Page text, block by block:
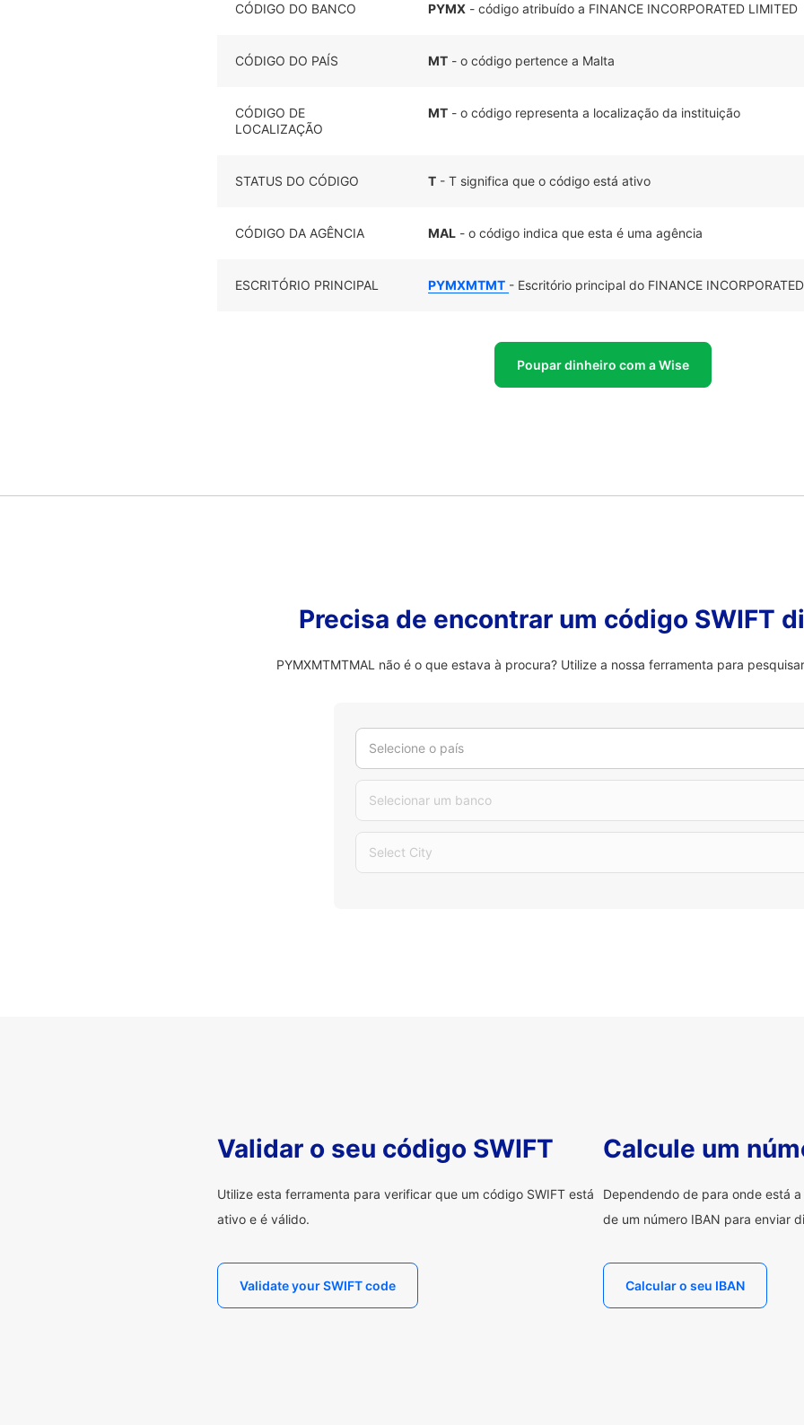
CÓDIGO DO BANCO PYMX - código atribuído a FINANCE INCORPORATED LIMITED
CÓDIGO DO PAÍS MT - o código pertence a Malta
CÓDIGO DE
LOCALIZAÇÃO
MT - o código representa a localização da instituição
STATUS DO CÓDIGO T - T significa que o código está ativo
CÓDIGO DA AGÊNCIA MAL - o código indica que esta é uma agência
ESCRITÓRIO PRINCIPAL PYMXMTMT - Escritório principal do FINANCE
Poupar dinheiro com a Wise
Precisa de encontrar um código SWIFT
PYMXMTMTMAL não é o que estava à procura? Utilize a nossa ferramenta para
Selecione o país
Selecionar um banco
Select City
Validar o seu código SWIFT
Utilize esta ferramenta para verificar que um código SWIFT está
ativo e é válido.
Validate your SWIFT code
Calcule um
Dependendo de para onde está
de um número IBAN para enviar
Calcular o seu IBAN